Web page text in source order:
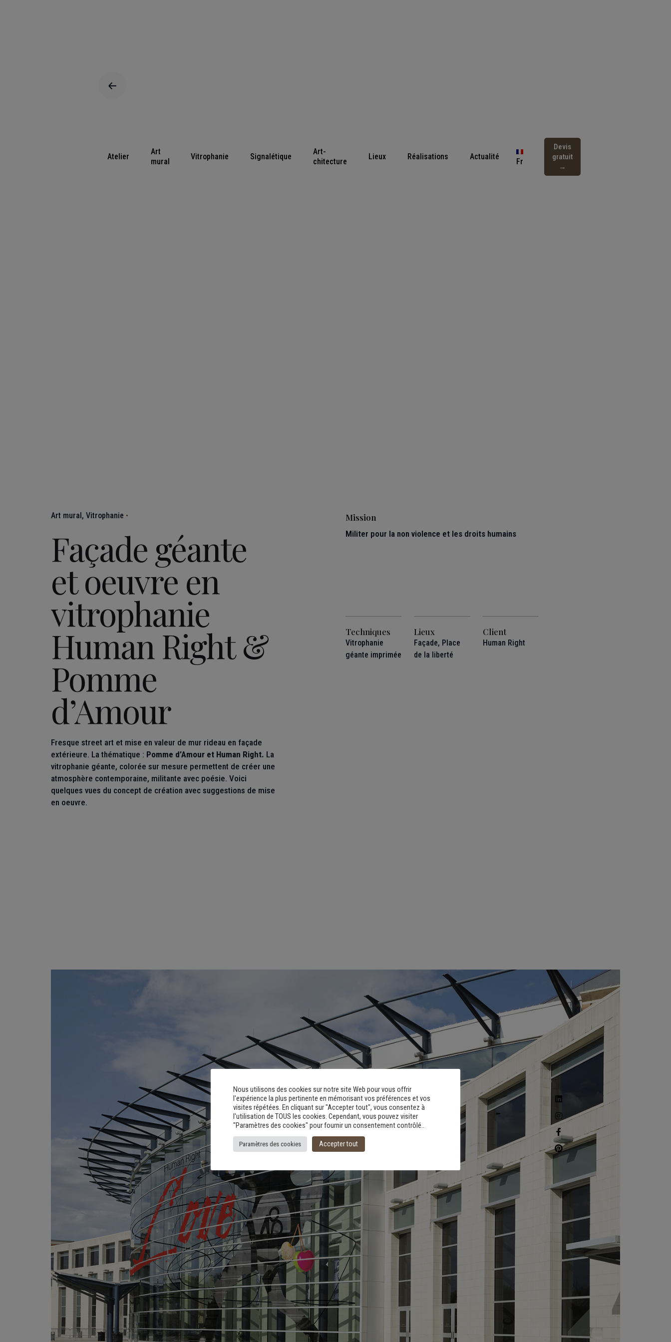
Atelier
Art
mural
Vitrophanie Signalétique
Art-
chitecture
Lieux Réalisations Actualité
Fr
Devis
gratuit
→
Art mural Vitrophanie
Façade géante
et oeuvre en
vitrophanie
Human Right &
Pomme
d’Amour
Fresque street art et mise en valeur de mur rideau en façade
extérieure. La thématique : Pomme d’Amour et Human Right. La
vitrophanie géante, colorée sur mesure permettent de créer une
atmosphère contemporaine, militante avec poésie. Voici
quelques vues du concept de création avec suggestions de mise
en oeuvre.
Mission
Militer pour la non violence et les droits humains
Techniques
Vitrophanie
géante imprimée
Lieux
Façade, Place
de la liberté
Client
Human Right
Nous utilisons des cookies sur notre site Web pour vous offrir
l'expérience la plus pertinente en mémorisant vos préférences et vos
visites répétées. En cliquant sur "Accepter tout", vous consentez à
l'utilisation de TOUS les cookies. Cependant, vous pouvez visiter
"Paramètres des cookies" pour fournir un consentement contrôlé..
Paramètres des cookies Accepter tout